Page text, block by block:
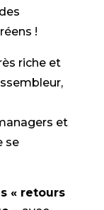
!
riche et
et
se
« retours